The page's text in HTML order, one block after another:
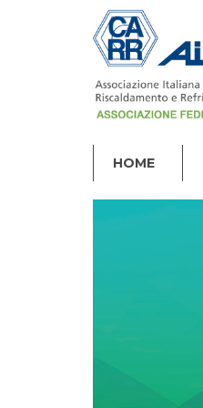
HOME